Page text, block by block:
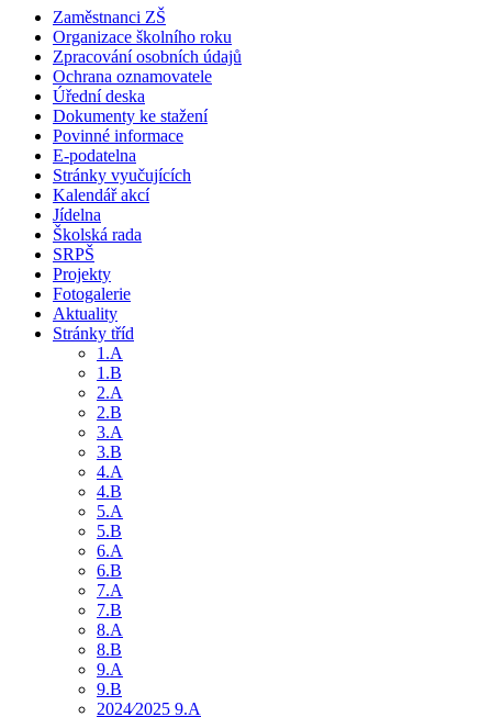
Zaměstnanci ZŠ
Organizace školního roku
Zpracování osobních údajů
Ochrana oznamovatele
Úřední deska
Dokumenty ke stažení
Povinné informace
E-podatelna
Stránky vyučujících
Kalendář akcí
Jídelna
Školská rada
SRPŠ
Projekty
Fotogalerie
Aktuality
Stránky tříd
1.A
1.B
2.A
2.B
3.A
3.B
4.A
4.B
5.A
5.B
6.A
6.B
7.A
7.B
8.A
8.B
9.A
9.B
2024⁄2025 9.A